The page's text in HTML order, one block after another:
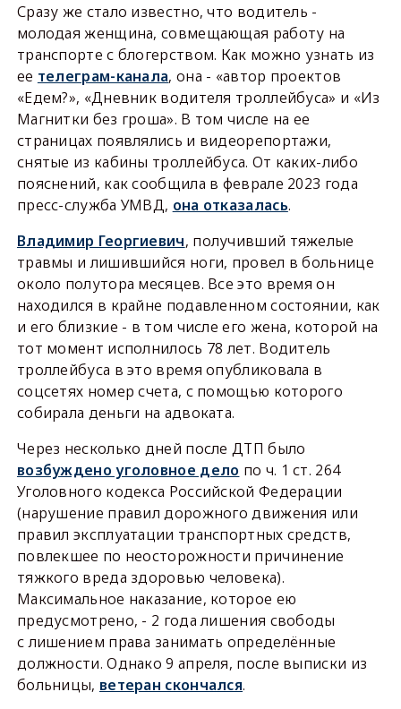
Сразу же стало известно, что водитель -
молодая женщина, совмещающая работу на
транспорте с блогерством. Как можно узнать из
ее телеграм-канала, она - «автор проектов
«Едем?», «Дневник водителя троллейбуса» и «Из
Магнитки без гроша». В том числе на ее
страницах появлялись и видеорепортажи,
снятые из кабины троллейбуса. От каких-либо
пояснений, как сообщила в феврале 2023 года
пресс-служба УМВД, она отказалась.
Владимир Георгиевич, получивший тяжелые
травмы и лишившийся ноги, провел в больнице
около полутора месяцев. Все это время он
находился в крайне подавленном состоянии, как
и его близкие - в том числе его жена, которой на
тот момент исполнилось 78 лет. Водитель
троллейбуса в это время опубликовала в
соцсетях номер счета, с помощью которого
собирала деньги на адвоката.
Через несколько дней после ДТП было
возбуждено уголовное дело по ч. 1 ст. 264
Уголовного кодекса Российской Федерации
(нарушение правил дорожного движения или
правил эксплуатации транспортных средств,
повлекшее по неосторожности причинение
тяжкого вреда здоровью человека).
Максимальное наказание, которое ею
предусмотрено, - 2 года лишения свободы
с лишением права занимать определённые
должности. Однако 9 апреля, после выписки из
больницы, ветеран скончался.